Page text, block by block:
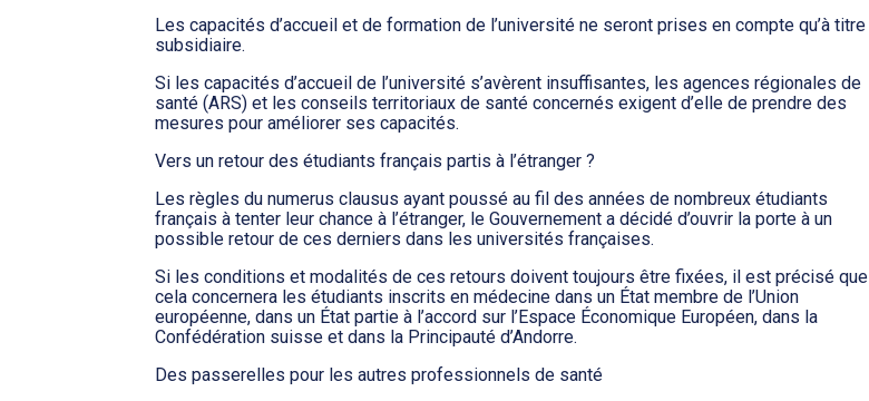
Les capacités d’accueil et de formation de l’université ne seront prises en compte qu’à titre
subsidiaire.
Si les capacités d’accueil de l’université s’avèrent insuffisantes, les agences régionales de
santé (ARS) et les conseils territoriaux de santé concernés exigent d’elle de prendre des
mesures pour améliorer ses capacités.
Vers un retour des étudiants français partis à l’étranger ?
Les règles du numerus clausus ayant poussé au fil des années de nombreux étudiants
français à tenter leur chance à l’étranger, le Gouvernement a décidé d’ouvrir la porte à un
possible retour de ces derniers dans les universités françaises.
Si les conditions et modalités de ces retours doivent toujours être fixées, il est précisé que
cela concernera les étudiants inscrits en médecine dans un État membre de l’Union
européenne, dans un État partie à l’accord sur l’Espace Économique Européen, dans la
Confédération suisse et dans la Principauté d’Andorre.
Des passerelles pour les autres professionnels de santé